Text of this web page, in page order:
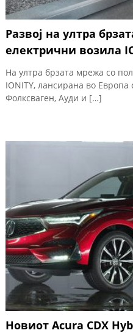
Развој на ултра
електрични возила
На ултра брзата мрежа со
IONITY, лансирана во
Фолксваген, Ауди и […]
Новиот Acura CDX